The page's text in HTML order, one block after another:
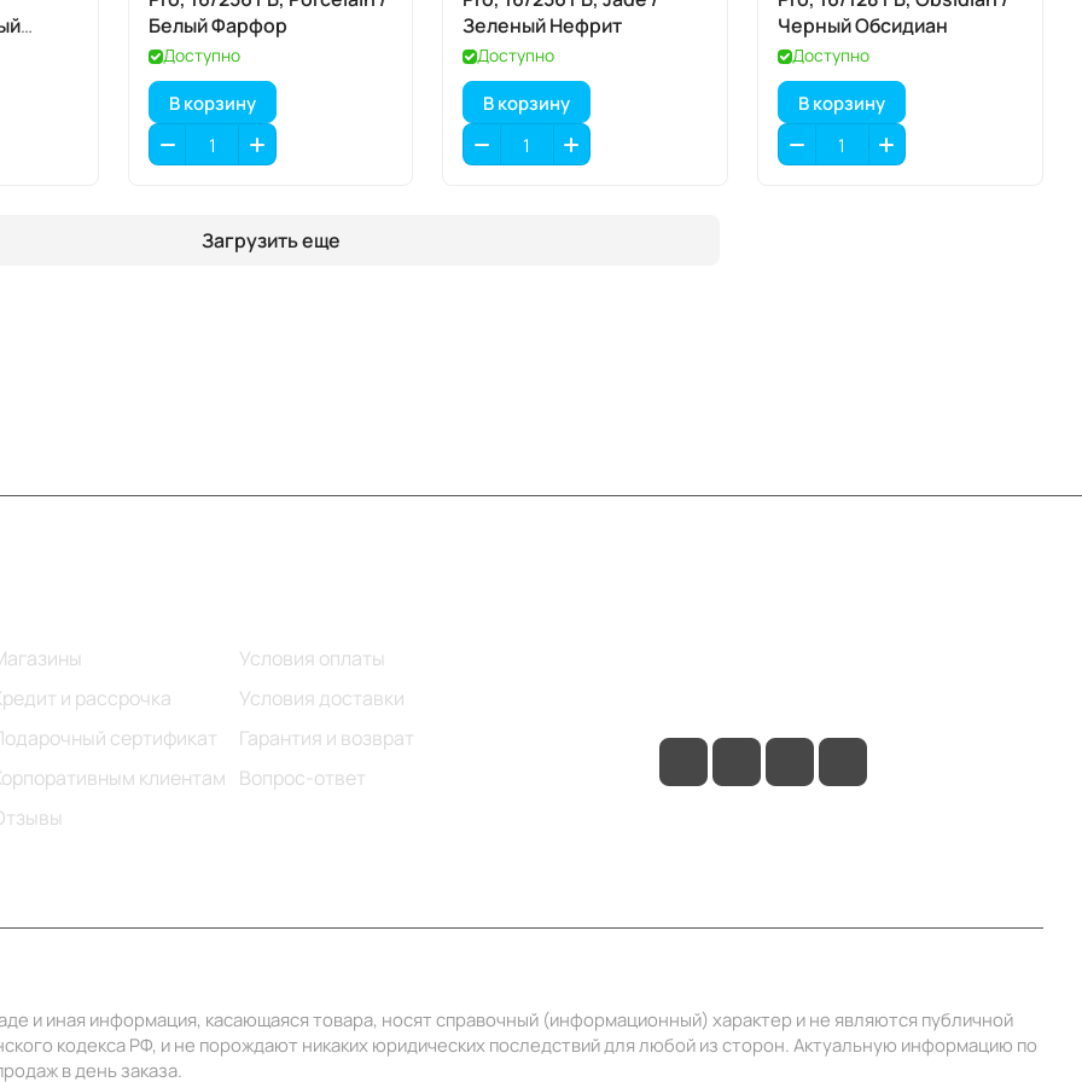
Белый Фарфор
Доступно
В корзину
Зеленый Нефрит
Доступно
В корзину
Черный Обсидиан
Доступно
В корзину
Загрузить еще
и рассрочка
сертификат
клиентам
Условия оплаты
Условия доставки
Гарантия и возврат
Вопрос-ответ
и иная информация, касающаяся товара, носят справочный (информационный) характер и не являются публичной
кодекса РФ, и не порождают никаких юридических последствий для любой из сторон. Актуальную информацию по
в день заказа.